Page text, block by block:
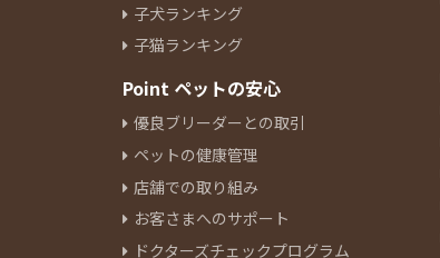
子犬ランキング
子猫ランキング
Point ペットの安心
優良ブリーダーとの取引
ペットの健康管理
店舗での取り組み
お客さまへのサポート
ドクターズチェックプログラム